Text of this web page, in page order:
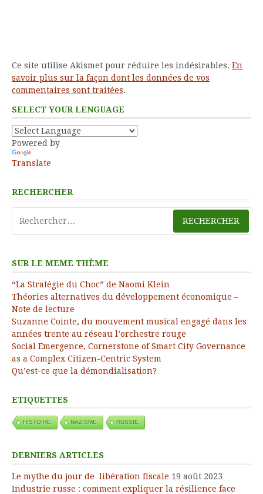
Ce site utilise Akismet pour réduire les indésirables. En
savoir plus sur la façon dont les données de vos
commentaires sont traitées.
SELECT YOUR LENGUAGE
Powered by
Translate
RECHERCHER
SUR LE MEME THÈME
“La Stratégie du Choc” de Naomi Klein
Théories alternatives du développement économique –
Note de lecture
Suzanne Cointe, du mouvement musical engagé dans les
années trente au réseau l’orchestre rouge
Social Emergence, Cornerstone of Smart City Governance
as a Complex Citizen-Centric System
Qu’est-ce que la démondialisation?
ETIQUETTES
HISTOIRE NAZISME RUSSIE
DERNIERS ARTICLES
Le mythe du jour de libération fiscale 19 août 2023
Industrie russe : comment expliquer la résilience face